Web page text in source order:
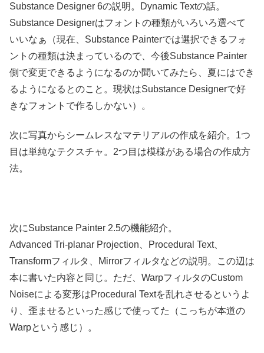
Substance Designer 6の説明。Dynamic Textの話。
Substance Designerはフォントの種類がいろいろ選べて
いいなぁ（現在、Substance Painterでは選択できるフォ
ントの種類は決まっているので、今後Substance Painter
側で変更できるようになるのか聞いてみたら、夏にはでき
るようになるとのこと。現状はSubstance Designerで好
きなフォントで作るしかない）。
次に写真からシームレスなマテリアルの作成を紹介。1つ
目は単純なテクスチャ。2つ目は模様がある場合の作成方
法。
次にSubstance Painter 2.5の機能紹介。
Advanced Tri-planar Projection、Procedural Text、
Transformフィルタ、Mirrorフィルタなどの説明。この辺は
本に書いた内容と同じ。ただ、WarpフィルタのCustom
Noiseによる変形はProcedural Textを乱れさせるというよ
り、歪ませるといった感じで使ってた（こっちが本道の
Warpという感じ）。